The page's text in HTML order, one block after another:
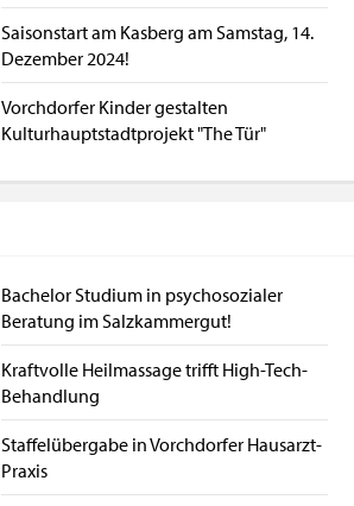
Saisonstart am Kasberg am Samstag, 14.
Dezember 2024!
Vorchdorfer Kinder gestalten
Kulturhauptstadtprojekt "The Tür"
Bachelor Studium in psychosozialer
Beratung im Salzkammergut!
Kraftvolle Heilmassage trifft High-Tech-
Behandlung
Staffelübergabe in Vorchdorfer Hausarzt-
Praxis